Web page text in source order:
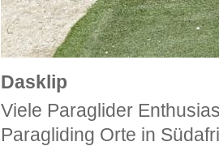
Dasklip
Viele Paraglider
Paragliding Orte in